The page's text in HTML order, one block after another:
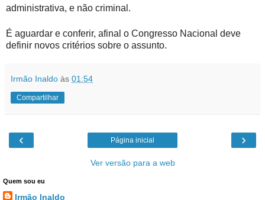
administrativa, e não criminal.
É aguardar e conferir, afinal o Congresso Nacional deve
definir novos critérios sobre o assunto.
Irmão Inaldo às 01:54
Compartilhar
‹ ›
Página inicial
Ver versão para a web
Quem sou eu
Irmão Inaldo